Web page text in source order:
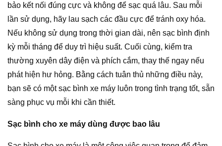
bảo kết nối đúng cực và không để sạc quá lâu. Sau mỗi
lần sử dụng, hãy lau sạch các đầu cực để tránh oxy hóa.
Nếu không sử dụng trong thời gian dài, nên sạc bình định
kỳ mỗi tháng để duy trì hiệu suất. Cuối cùng, kiểm tra
thường xuyên dây điện và phích cắm, thay thế ngay nếu
phát hiện hư hỏng. Bằng cách tuân thủ những điều này,
bạn sẽ có một sạc bình xe máy luôn trong tình trạng tốt, sẵn
sàng phục vụ mỗi khi cần thiết.
Sạc bình cho xe máy dùng được bao lâu